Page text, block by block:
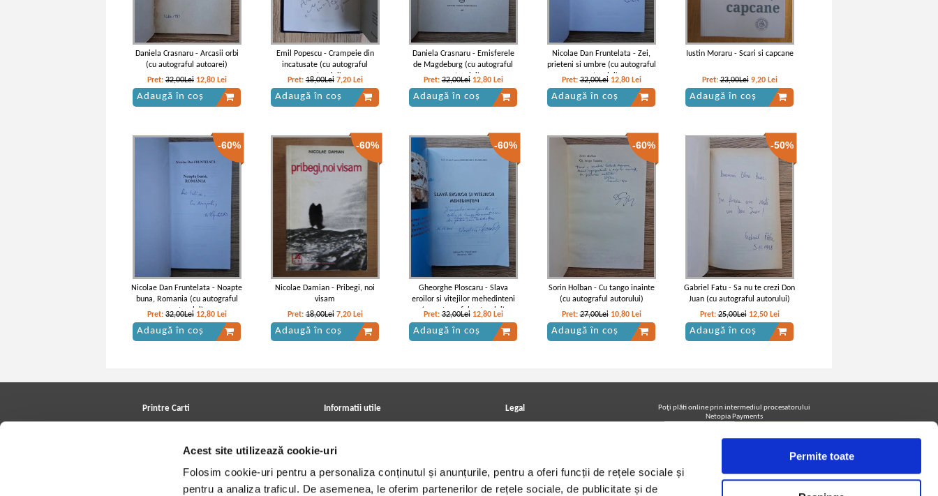
Acest site utilizează cookie-uri
Folosim cookie-uri pentru a personaliza conținutul și anunțurile, pentru a oferi funcții de rețele sociale și
pentru a analiza traficul. De asemenea, le oferim partenerilor de rețele sociale, de publicitate și de
Permite toate
Daniela Crasnaru - Arcasii orbi
(cu autograful autoarei)
Pret: 32,00Lei 12,80 Lei
Adaugă în coș
Emil Popescu - Crampeie din
incatusate (cu autograful
autorului)
Pret:18,00Lei 7,20 Lei
Adaugă în coș
Daniela Crasnaru - Emisferele
de Magdeburg (cu autograful
autorului)
Pret:32,00Lei 12,80 Lei
Adaugă în coș
Nicolae Dan Fruntelata - Zei,
prieteni si umbre (cu autograful
autorului)
Pret:32,00Lei 12,80 Lei
Adaugă în coș
Iustin Moraru - Scari si capcane
Pret:23,00Lei 9,20 Lei
Adaugă în coș
-60%
Nicolae Dan Fruntelata - Noapte
buna, Romania (cu autograful
autorului)
Pret: 32,00Lei 12,80 Lei
Adaugă în coș
-60%
Nicolae Damian - Pribegi, noi
visam
Pret:18,00Lei 7,20 Lei
Adaugă în coș
-60%
Gheorghe Ploscaru - Slava
eroilor si vitejilor mehedinteni
(cu autograful autorului)
Pret:32,00Lei 12,80 Lei
Adaugă în coș
-60%
Sorin Holban - Cu tango inainte
(cu autograful autorului)
Pret:27,00Lei 10,80 Lei
Adaugă în coș
-50%
Gabriel Fatu - Sa nu te crezi Don
Juan (cu autograful autorului)
Pret:25,00Lei 12,50 Lei
Adaugă în coș
Printre Carti
Cele mai căutate cărți
Informatii utile
Contact
Politica de livrare
Legal
Utilizare cookie-uri
Poţi plăti online prin intermediul procesatorului
Netopia Payments
Urmăreşte-ne pe facebook pentru a fi la curent cu
promoţiile PrintreCarti.ro